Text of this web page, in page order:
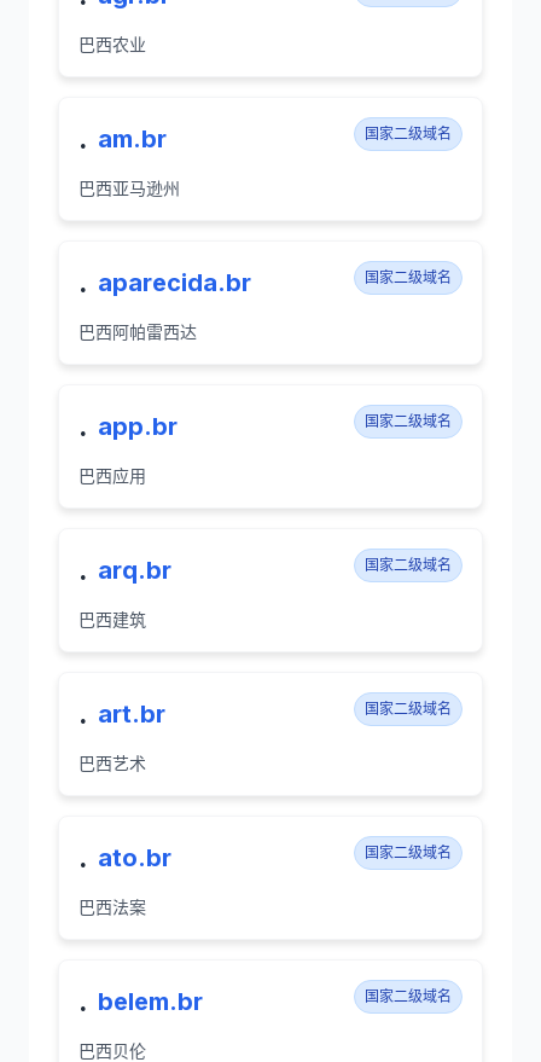
巴西农业
. am.br 国家二级域名
巴西亚马逊州
. aparecida.br 国家二级域名
巴西阿帕雷西达
. app.br 国家二级域名
巴西应用
. arq.br 国家二级域名
巴西建筑
. art.br 国家二级域名
巴西艺术
. ato.br 国家二级域名
巴西法案
. belem.br 国家二级域名
巴西贝伦